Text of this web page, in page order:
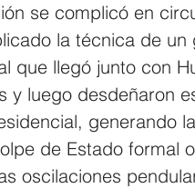
se complicó en
la técnica de
que llegó junto con
y luego desdeñaron
generando
de Estado formal
oscilaciones